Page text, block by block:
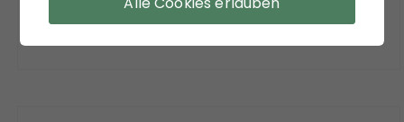
des Extremismus entgegenzuwirken."